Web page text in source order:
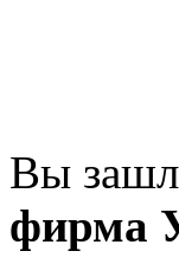
Вы
фирма